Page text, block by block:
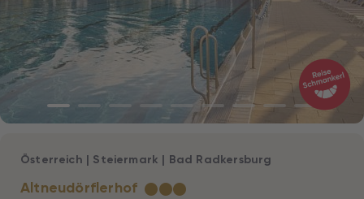
Altneudörflerhof ★★★
Österreich | Steiermark | Bad Radkersburg